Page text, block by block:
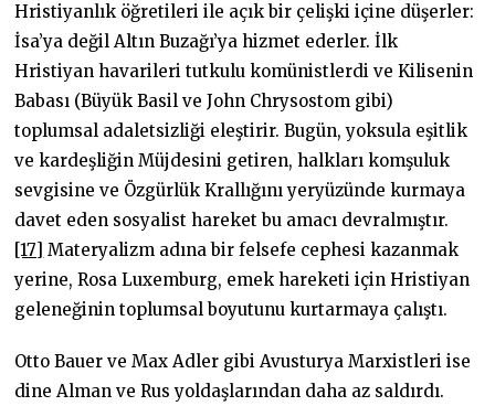
Hristiyanlık öğretileri ile açık bir çelişki içine düşerler:
İsa’ya değil Altın Buzağı’ya hizmet ederler. İlk
Hristiyan havarileri tutkulu komünistlerdi ve Kilisenin
Babası (Büyük Basil ve John Chrysostom gibi)
toplumsal adaletsizliği eleştirir. Bugün, yoksula eşitlik
ve kardeşliğin Müjdesini getiren, halkları komşuluk
sevgisine ve Özgürlük Krallığını yeryüzünde kurmaya
davet eden sosyalist hareket bu amacı devralmıştır.
[17] Materyalizm adına bir felsefe cephesi kazanmak
yerine, Rosa Luxemburg, emek hareketi için Hristiyan
geleneğinin toplumsal boyutunu kurtarmaya çalıştı.
Otto Bauer ve Max Adler gibi Avusturya Marxistleri ise
dine Alman ve Rus yoldaşlarından daha az saldırdı.